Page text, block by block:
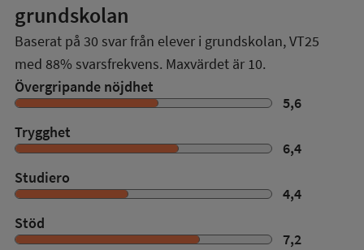
grundskolan
Baserat på 30 svar från elever i grundskolan,VT25
med 88% svarsfrekvens. Maxvärdet är 10.
Övergripande nöjdhet
5,6
Trygghet
6,4
Studiero
4,4
Stöd
7,2